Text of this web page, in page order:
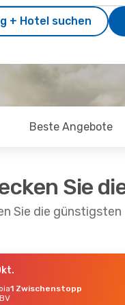
+ Hotel suchen
Beste Angebote
Sie
Sie die
1 Zwischenstopp